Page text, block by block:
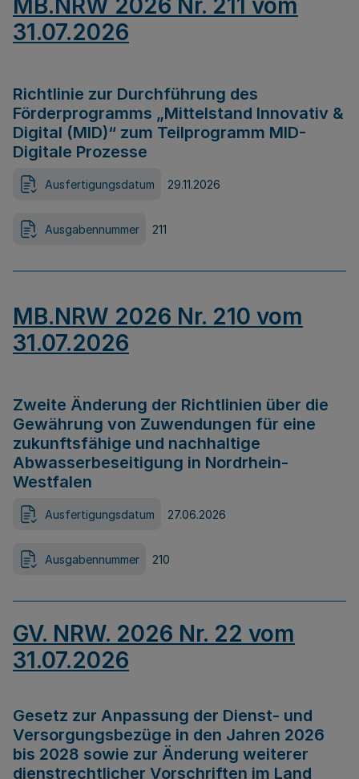
MB.NRW 2026 Nr. 211 vom
31.07.2026
Richtlinie zur Durchführung des
Förderprogramms „Mittelstand Innovativ &
Digital (MID)“ zum Teilprogramm MID-
Digitale Prozesse
Ausfertigungsdatum 29.11.2026
Ausgabennummer 211
MB.NRW 2026 Nr. 210 vom
31.07.2026
Zweite Änderung der Richtlinien über die
Gewährung von Zuwendungen für eine
zukunftsfähige und nachhaltige
Abwasserbeseitigung in Nordrhein-
Westfalen
Ausfertigungsdatum 27.06.2026
Ausgabennummer 210
GV. NRW. 2026 Nr. 22 vom
31.07.2026
Gesetz zur Anpassung der Dienst- und
Versorgungsbezüge in den Jahren 2026
bis 2028 sowie zur Änderung weiterer
dienstrechtlicher Vorschriften im Land